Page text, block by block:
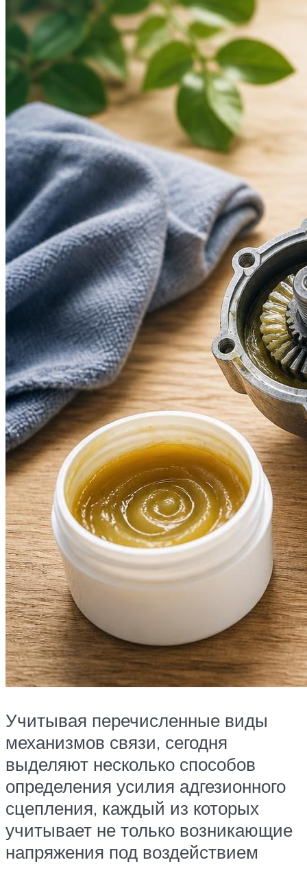
Учитывая перечисленные виды
механизмов связи, сегодня
выделяют несколько способов
определения усилия адгезионного
сцепления, каждый из которых
учитывает не только возникающие
напряжения под воздействием